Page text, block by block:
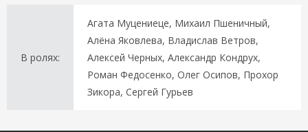
В ролях:
Агата Муцениеце, Михаил Пшеничный,
Алёна Яковлева, Владислав Ветров,
Алексей Черных, Александр Кондрух,
Роман Федосенко, Олег Осипов, Прохор
Зикора, Сергей Гурьев